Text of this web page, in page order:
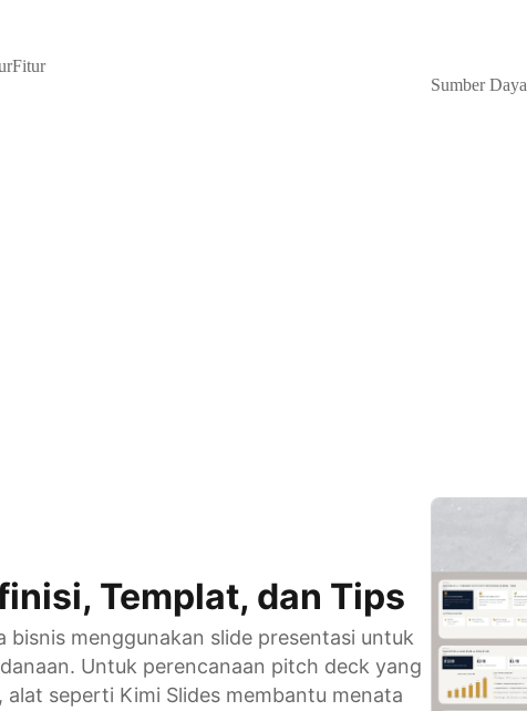
Fitur
Sumber Daya
Templat, dan Tips
menggunakan slide presentasi untuk
Untuk perencanaan pitch deck yang
seperti Kimi Slides membantu menata